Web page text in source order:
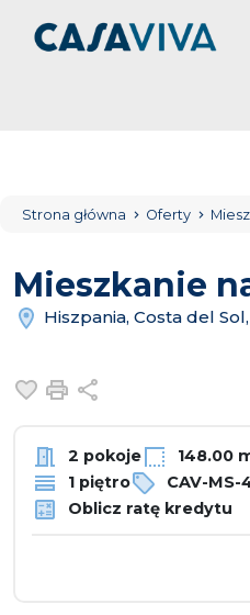
Strona główna Oferty
Mieszkanie
Hiszpania, Costa del
Dodaj do ulubionych
Drukuj
2 pokoje 148.00
1 piętro
CAV-MS-
Oblicz ratę kredytu